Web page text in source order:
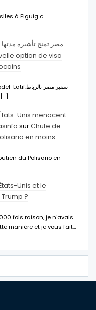
à Figuig c
مصر تمنح تأشيرة
option de visa
ووفقا له، فإن هذا الإجراء يهدف إلى […]
Unis menacent
surChute de
en moins
du Polisario en
Unis et le
?
fois raison, je n'avais
manière et je vous fait…